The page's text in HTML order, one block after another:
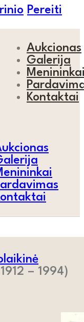
Pereiti
Aukcionas
Galerija
Kontaktai
– 1994)